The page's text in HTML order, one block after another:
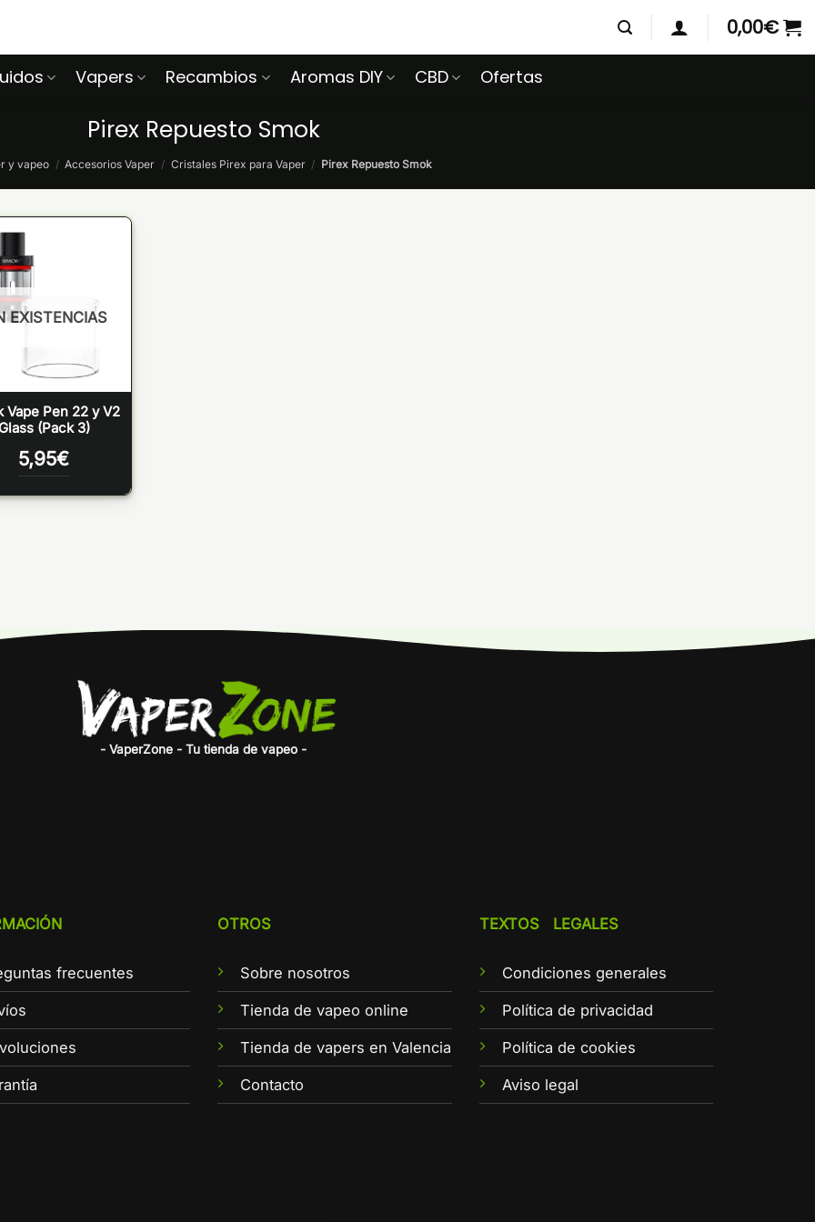
0,00€
Vapers Recambios Aromas DIY CBD Ofertas
Pirex Repuesto Smok
y vapeo / Accesorios Vaper / Cristales Pirex para Vaper / Pirex Repuesto Smok
EXISTENCIAS
Vape Pen 22 y V2
(Pack 3)
5,95€
- VaperZone - Tu tienda de vapeo -
frecuentes
OTROS
Sobre nosotros
Tienda de vapeo online
Tienda de vapers en Valencia
Contacto
TEXTOS LEGALES
Condiciones generales
Política de privacidad
Política de cookies
Aviso legal